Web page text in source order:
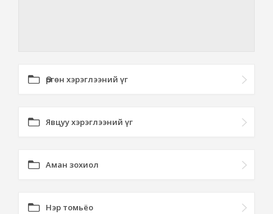
Өргөн хэрэглээний үг
Явцуу хэрэглээний үг
Аман зохиол
Нэр томьёо